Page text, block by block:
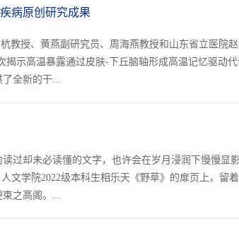
病原创研究成果
教授、黄燕副研究员、周海燕教授和山东省立医院
示高温暴露通过皮肤-下丘脑轴形成高温记忆驱动
全新的干...
过却未必读懂的文字，也许会在岁月浸润下慢慢
文学院2022级本科生相乐天《野草》的扉页上，留
之高阁。...